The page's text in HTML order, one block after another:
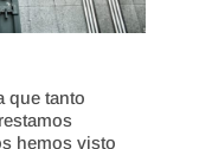
que tanto
hemos visto